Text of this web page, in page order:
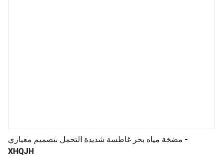
مضخة مياه بحر غاطسة شديدة التحمل بتصميم معياري -
XHQJH